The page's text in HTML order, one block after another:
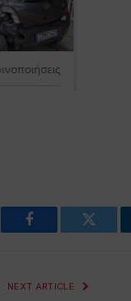
Facebook Twitter
NEXT ARTICLE